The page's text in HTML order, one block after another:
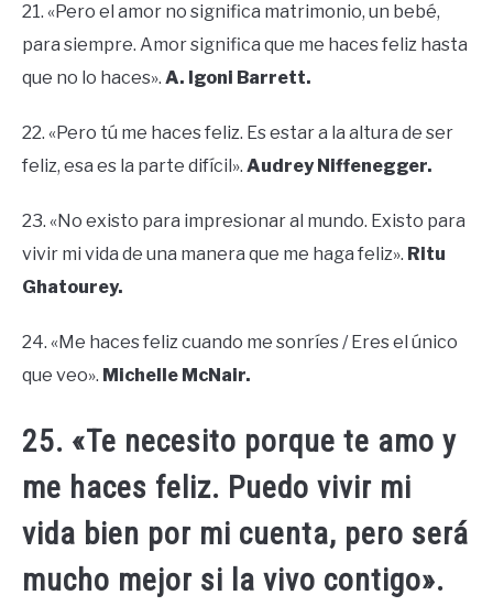
21. «Pero el amor no significa matrimonio, un bebé,
para siempre. Amor significa que me haces feliz hasta
que no lo haces». A. Igoni Barrett.
22. «Pero tú me haces feliz. Es estar a la altura de ser
feliz, esa es la parte difícil». Audrey Niffenegger.
23. «No existo para impresionar al mundo. Existo para
vivir mi vida de una manera que me haga feliz». Ritu
Ghatourey.
24. «Me haces feliz cuando me sonríes / Eres el único
que veo». Michelle McNair.
25. «Te necesito porque te amo y
me haces feliz. Puedo vivir mi
vida bien por mi cuenta, pero será
mucho mejor si la vivo contigo».